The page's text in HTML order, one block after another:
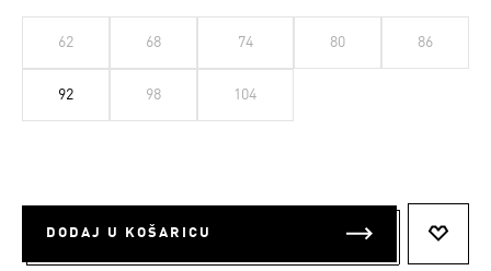
62 68 74 80 86
92 98 104
DODAJ U KOŠARICU